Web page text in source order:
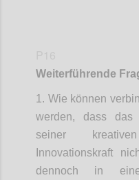
Weiterführende
1. Wie können
werden, dass das
seiner
Innovationskraft
dennoch in